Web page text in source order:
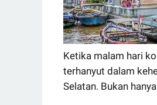
Ketika malam hari
terhanyut dalam
Selatan. Bukan